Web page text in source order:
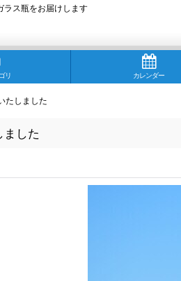
ラス瓶をお届けします
リ カレンダー
たしました
した